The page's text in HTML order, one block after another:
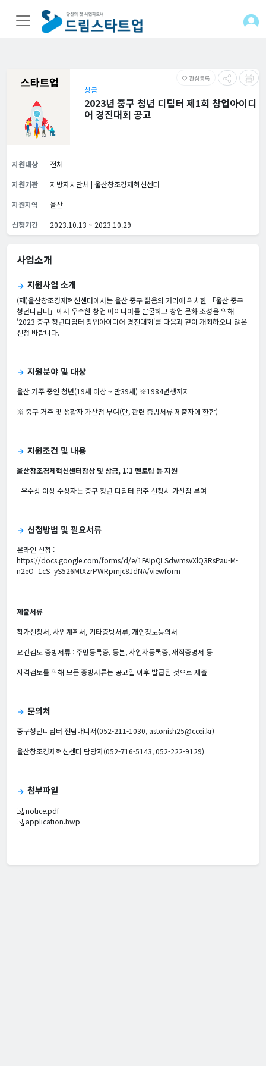
favorite_border 관심등록
상금
2023년 중구 청년 디딤터 제1회 창업아이디
어 경진대회 공고
지원대상
전체
지원기관
지방자치단체 | 울산창조경제혁신센터
지원지역
울산
신청기간
2023.10.13 ~ 2023.10.29
사업소개
arrow_forward 지원사업 소개
(재)울산창조경제혁신센터에서는 울산 중구 젊음의 거리에 위치한 「울산 중구
청년디딤터」에서 우수한 창업 아이디어를 발굴하고 창업 문화 조성을 위해
'2023 중구 청년디딤터 창업아이디어 경진대회'를 다음과 같이 개최하오니 많은
신청 바랍니다.
arrow_forward 지원분야 및 대상
울산 거주 중인 청년(19세 이상 ~ 만39세) ※1984년생까지
※ 중구 거주 및 생활자 가산점 부여(단, 관련 증빙서류 제출자에 한함)
arrow_forward 지원조건 및 내용
울산창조경제혁신센터장상 및 상금, 1:1 멘토링 등 지원
- 우수상 이상 수상자는 중구 청년 디딤터 입주 신청시 가산점 부여
arrow_forward 신청방법 및 필요서류
온라인 신청 :
https://docs.google.com/forms/d/e/1FAIpQLSdwmsvXlQ3RsPau-M-
n2eO_1cS_yS526MtXzrPWRpmjc8JdNA/viewform
제출서류
참가신청서, 사업계획서, 기타증빙서류, 개인정보동의서
요건검토 증빙서류 : 주민등록증, 등본, 사업자등록증, 재직증명서 등
자격검토를 위해 모든 증빙서류는 공고일 이후 발급된 것으로 제출
arrow_forward 문의처
중구청년디딤터 전담매니저(052-211-1030, astonish25@ccei.kr)
울산창조경제혁신센터 담당자(052-716-5143, 052-222-9129)
arrow_forward 첨부파일
notice.pdf
application.hwp